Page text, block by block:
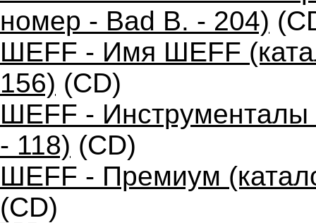
номер - Bad B. - 204)
ШЕFF - Имя ШЕFF
156) (CD)
ШЕFF - Инструменталы
- 118) (CD)
ШЕFF - Премиум
(CD)